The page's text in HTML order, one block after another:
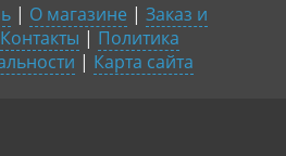
| О магазине | Заказ и
Контакты | Политика
| Карта сайта